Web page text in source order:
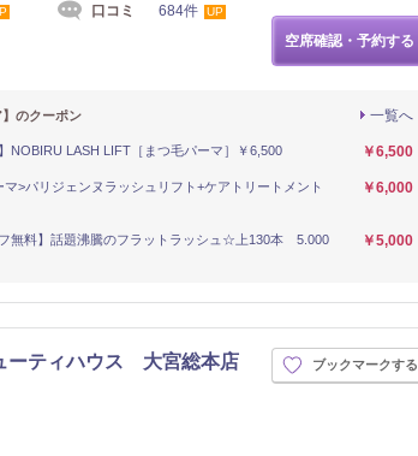
口コミ 684件 UP
空席確認・予約する
一覧へ
のクーポン
NOBIRU LASH LIFT［まつ毛パーマ］￥6,500 ￥6,500
>パリジェンヌラッシュリフト+ケアトリートメント
￥6,000
フ無料】話題沸騰のフラットラッシュ☆上130本 5.000
￥5,000
ーティハウス 大宮総本店 ブックマークする